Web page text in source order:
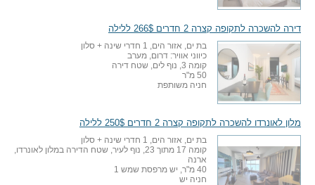
דירה להשכרה לתקופה קצרה 2 חדרים 266$ ללילה
בת ים, אזור הים, 1 חדרי שינה + סלון
כיווני אוויר: דרום, מערב
קומה 3, נוף לים, שטח דירה
50 מ"ר
חניה משותפת
מלון לאונרדו להשכרה לתקופה קצרה 2 חדרים 250$ ללילה
בת ים, אזור הים, 1 חדרי שינה + סלון
קומה 17 מתוך 23, נוף לעיר, שטח הדירה במלון לאונרדו,
ארנה
40 מ"ר, יש מרפסת שמש 1
חניה יש